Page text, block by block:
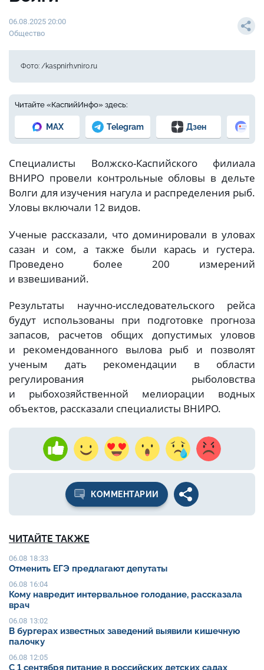
06.08.2025 20:00
Общество
Фото: /kaspnirh.vniro.ru
Читайте «КаспийИнфо» здесь:
MAX Telegram Дзен
Специалисты Волжско-Каспийского филиала
ВНИРО провели контрольные обловы в дельте
Волги для изучения нагула и распределения рыб.
Уловы включали 12 видов.
Ученые рассказали, что доминировали в уловах
сазан и сом, а также были карась и густера.
Проведено более 200 измерений
и взвешиваний.
Результаты научно-исследовательского рейса
будут использованы при подготовке прогноза
запасов, расчетов общих допустимых уловов
и рекомендованного вылова рыб и позволят
ученым дать рекомендации в области
регулирования рыболовства
и рыбохозяйственной мелиорации водных
объектов, рассказали специалисты ВНИРО.
КОММЕНТАРИИ
ЧИТАЙТЕ ТАКЖЕ
06.08 18:33
Отменить ЕГЭ предлагают депутаты
06.08 16:04
Кому навредит интервальное голодание, рассказала
врач
06.08 13:02
В бургерах известных заведений выявили кишечную
палочку
06.08 12:05
С 1 сентября питание в российских детских садах